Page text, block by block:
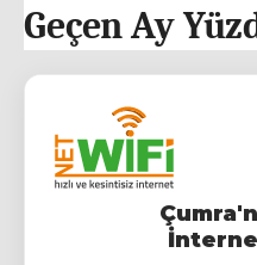
Geçen Ay